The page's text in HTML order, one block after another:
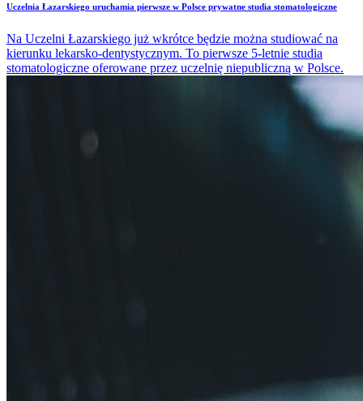
Uczelnia Łazarskiego uruchamia pierwsze w Polsce prywatne studia stomatologiczne
Na Uczelni Łazarskiego już wkrótce będzie można studiować na
kierunku lekarsko-dentystycznym. To pierwsze 5-letnie studia
stomatologiczne oferowane przez uczelnię niepubliczną w Polsce.